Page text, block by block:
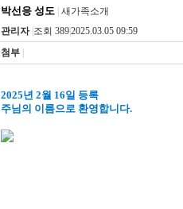
박선응 성도 새가족소개
관리자 조회 3892025.03.05 09:59
첨부
2025년 2월 16일 등록
주님의 이름으로 환영합니다.